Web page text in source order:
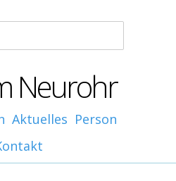
Neurohr
Aktuelles Person